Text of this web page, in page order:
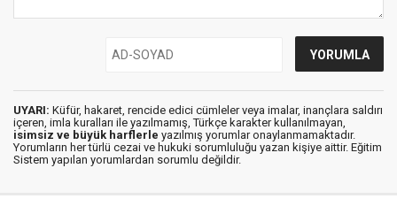
UYARI: Küfür, hakaret, rencide edici cümleler veya imalar, inançlara saldırı
içeren, imla kuralları ile yazılmamış, Türkçe karakter kullanılmayan,
isimsiz ve büyük harflerle yazılmış yorumlar onaylanmamaktadır.
Yorumların her türlü cezai ve hukuki sorumluluğu yazan kişiye aittir. Eğitim
Sistem yapılan yorumlardan sorumlu değildir.